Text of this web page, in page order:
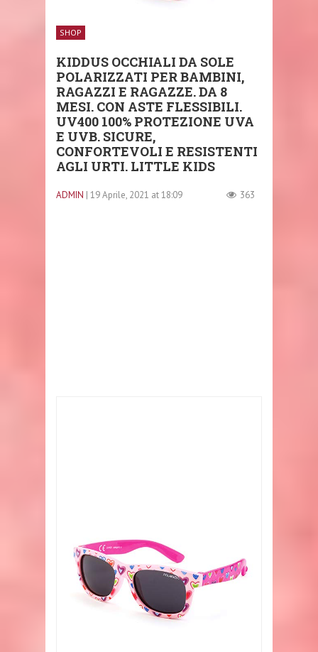
SHOP
KIDDUS OCCHIALI DA SOLE
POLARIZZATI PER BAMBINI,
RAGAZZI E RAGAZZE. DA 8
MESI. CON ASTE FLESSIBILI.
UV400 100% PROTEZIONE UVA
E UVB. SICURE,
CONFORTEVOLI E RESISTENTI
AGLI URTI. LITTLE KIDS
ADMIN | 19 Aprile, 2021 at 18:09 363